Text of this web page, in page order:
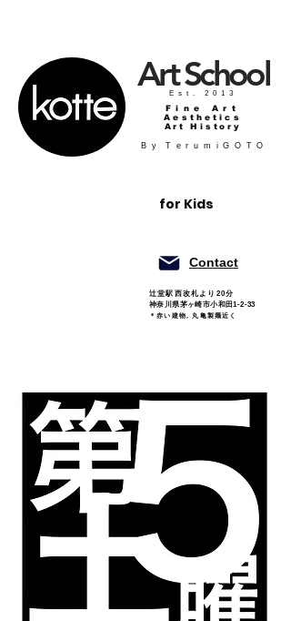
ArtSchool
B y T e r u m i G O T O
Est. 2013
Fine Art
Aesthetics
Art History
for Kids
Contact
辻堂駅西改札より20分
神奈川県茅ヶ崎市小和田1-2-33
＊赤い建物, 丸亀製麺近く